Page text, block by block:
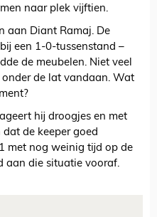
naar plek vijftien.
aan Diant Ramaj. De
een 1-0-tussenstand –
de meubelen. Niet veel
de lat vandaan. Wat
hij droogjes en met
dat de keeper goed
met nog weinig tijd op de
aan die situatie vooraf.